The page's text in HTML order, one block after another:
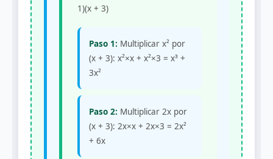
1)(x + 3)
Paso 1: Multiplicar x² por
(x + 3): x²×x + x²×3 = x³ +
3x²
Paso 2: Multiplicar 2x por
(x + 3): 2x×x + 2x×3 = 2x²
+ 6x